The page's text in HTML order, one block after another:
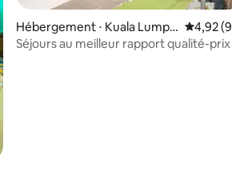
Hébergement ⋅ Kuala Lumpu
r
4,92
Séjours au meilleur rapport qualité-prix